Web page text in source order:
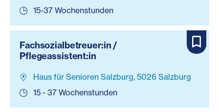
15-37 Wochenstunden
Fachsozialbetreuer:in /
Pflegeassistent:in
Haus für Senioren Salzburg, 5026 Salzburg
15 - 37 Wochenstunden